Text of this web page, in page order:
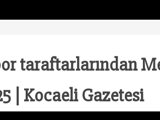
taraftarlarından
| Kocaeli Gazetesi